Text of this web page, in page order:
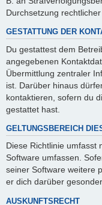
Durchsetzung
GESTATTUNG DER
Du gestattest dem
angegebenen
Übermittlung zentraler
ist. Darüber hinaus
kontaktieren, sofern du
gestattet hast.
GELTUNGSBEREICH
Diese Richtlinie umfasst
Software umfassen.
seiner Software weitere
er dich darüber
AUSKUNFTSRECHT